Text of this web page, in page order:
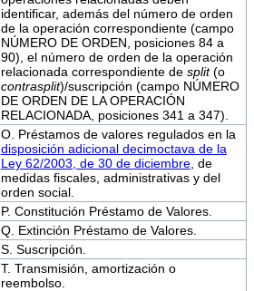
identificar, además del número de orden
de la operación correspondiente (campo
NÚMERO DE ORDEN, posiciones 84 a
90), el número de orden de la operación
relacionada correspondiente de split(o
contrasplit)/suscripción (campo NÚMERO
DE ORDEN DE LA OPERACIÓN
RELACIONADA, posiciones 341 a 347).
O. Préstamos de valores regulados en la
disposición adicional decimoctava de la
Ley 62/2003, de 30 de diciembre, de
medidas fiscales, administrativas y del
orden social.
P. Constitución Préstamo de Valores.
Q. Extinción Préstamo de Valores.
S. Suscripción.
T. Transmisión, amortización o
reembolso.